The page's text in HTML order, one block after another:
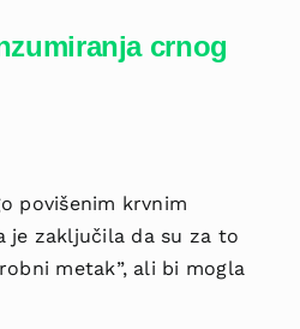
crnog
povišenim krvnim
je zaključila da su za to
metak”, ali bi mogla